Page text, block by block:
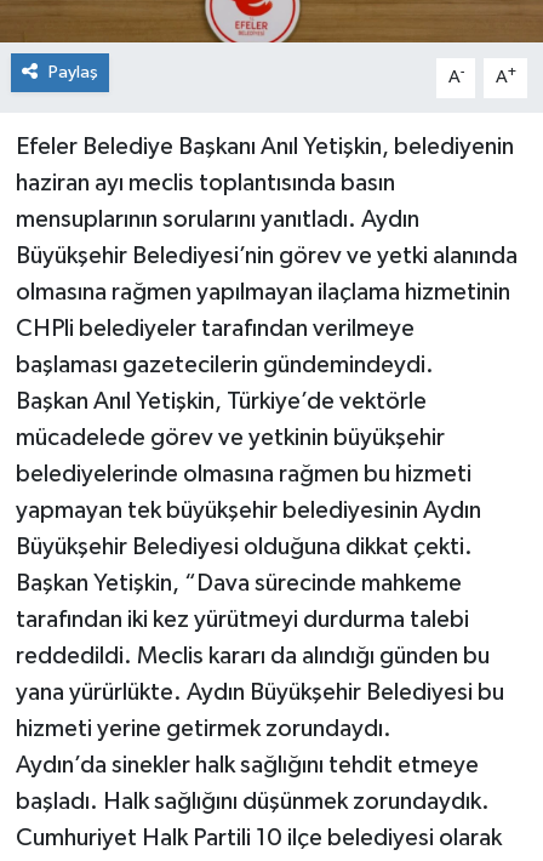
Paylaş A- A+
Efeler Belediye Başkanı Anıl Yetişkin, belediyenin
haziran ayı meclis toplantısında basın
mensuplarının sorularını yanıtladı. Aydın
Büyükşehir Belediyesi’nin görev ve yetki alanında
olmasına rağmen yapılmayan ilaçlama hizmetinin
CHPli belediyeler tarafından verilmeye
başlaması gazetecilerin gündemindeydi.
Başkan Anıl Yetişkin, Türkiye’de vektörle
mücadelede görev ve yetkinin büyükşehir
belediyelerinde olmasına rağmen bu hizmeti
yapmayan tek büyükşehir belediyesinin Aydın
Büyükşehir Belediyesi olduğuna dikkat çekti.
Başkan Yetişkin, “Dava sürecinde mahkeme
tarafından iki kez yürütmeyi durdurma talebi
reddedildi. Meclis kararı da alındığı günden bu
yana yürürlükte. Aydın Büyükşehir Belediyesi bu
hizmeti yerine getirmek zorundaydı.
Aydın’da sinekler halk sağlığını tehdit etmeye
başladı. Halk sağlığını düşünmek zorundaydık.
Cumhuriyet Halk Partili 10 ilçe belediyesi olarak